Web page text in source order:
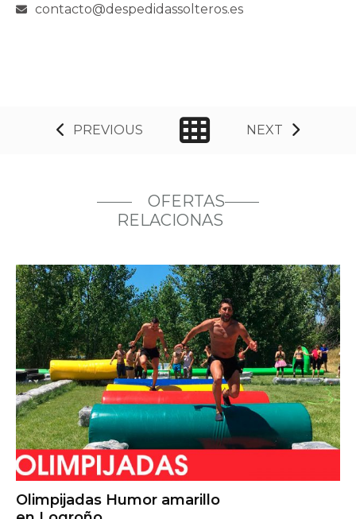
contacto@despedidassolteros.es
PREVIOUS NEXT
OFERTAS
RELACIONAS
Olimpijadas Humor amarillo